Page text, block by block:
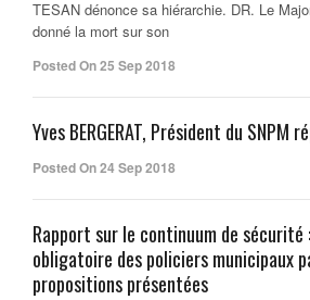
TESAN dénonce sa hiérarchie. DR. Le
donné la mort sur son
Posted On 25 Sep 2018
Yves BERGERAT, Président du SNPM
Posted On 24 Sep 2018
Rapport sur le continuum de sécurité
obligatoire des policiers municipaux
propositions présentées